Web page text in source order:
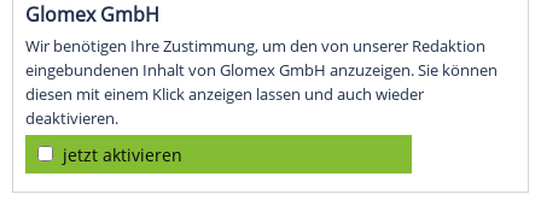
Glomex GmbH
Wir benötigen Ihre Zustimmung, um den von unserer Redaktion
eingebundenen Inhalt von Glomex GmbH anzuzeigen. Sie können
diesen mit einem Klick anzeigen lassen und auch wieder
deaktivieren.
jetzt aktivieren